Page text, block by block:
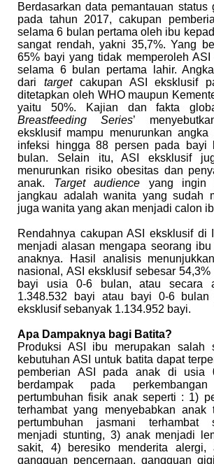
Berdasarkan data pemantauan status
pada tahun 2017, cakupan
selama 6 bulan pertama oleh ibu
sangat rendah, yakni 35,7%. Yang
65% bayi yang tidak memperoleh
selama 6 bulan pertama lahir.
dari target cakupan ASI eksklusif
ditetapkan oleh WHO maupun
yaitu 50%. Kajian dan fakta
Breastfeeding Series’
eksklusif mampu menurunkan angka
infeksi hingga 88 persen pada bayi
bulan. Selain itu, ASI eksklusif
menurunkan risiko obesitas dan
anak. Target audience yang ingin
jangkau adalah wanita yang sudah
juga wanita yang akan menjadi calon
Rendahnya cakupan ASI eksklusif di
menjadi alasan mengapa seorang
anaknya. Hasil analisis
nasional, ASI eksklusif sebesar 54,3%
bayi usia 0-6 bulan, atau secara
1.348.532 bayi atau bayi 0-6 bulan
eksklusif sebanyak 1.134.952 bayi.
Apa Dampaknya bagi Batita?
Produksi ASI ibu merupakan salah
kebutuhan ASI untuk batita dapat
pemberian ASI pada anak di usia
berdampak pada
pertumbuhan fisik anak seperti : 1)
terhambat yang menyebabkan anak
pertumbuhan jasmani terhambat
menjadi stunting, 3) anak menjadi
sakit, 4) beresiko menderita alergi,
gangguan pencernaan, gangguan